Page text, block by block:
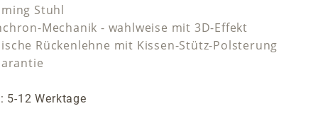
Stuhl
Mechanik - wahlweise mit 3D-Effekt
Rückenlehne mit Kissen-Stütz-Polsterung
5-12 Werktage